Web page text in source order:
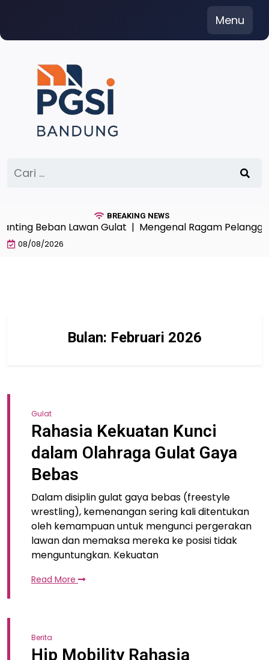
content
Menu
untuk:
BREAKING NEWS
Beban Lawan Gulat |Mengenal Ragam Pelanggaran
08/08/2026
Bulan: Februari 2026
Gulat
Rahasia Kekuatan Kunci
dalam Olahraga Gulat Gaya
Bebas
Dalam disiplin gulat gaya bebas (freestyle
wrestling), kemenangan sering kali ditentukan
oleh kemampuan untuk mengunci pergerakan
lawan dan memaksa mereka ke posisi tidak
menguntungkan. Kekuatan
Read More
Berita
Hip Mobility Rahasia